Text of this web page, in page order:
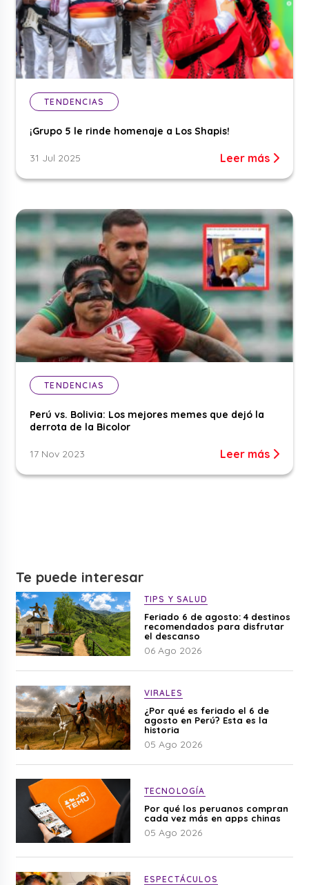
TENDENCIAS
¡Grupo 5 le rinde homenaje a Los Shapis!
31 Jul 2025 Leer más
TENDENCIAS
Perú vs. Bolivia: Los mejores memes que dejó la
derrota de la Bicolor
17 Nov 2023 Leer más
Te puede interesar
TIPS Y SALUD
Feriado 6 de agosto: 4 destinos
recomendados para disfrutar
el descanso
06 Ago 2026
VIRALES
¿Por qué es feriado el 6 de
agosto en Perú? Esta es la
historia
05 Ago 2026
TECNOLOGÍA
Por qué los peruanos compran
cada vez más en apps chinas
05 Ago 2026
ESPECTÁCULOS